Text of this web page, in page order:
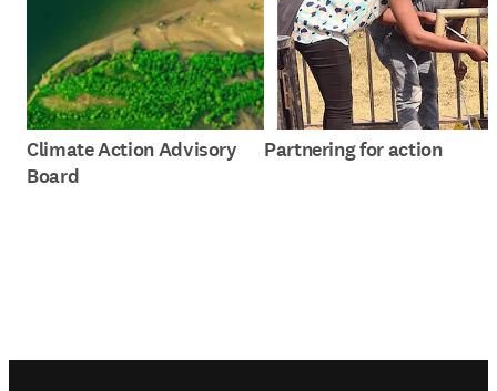
Climate Action Advisory
Board
Partnering for action